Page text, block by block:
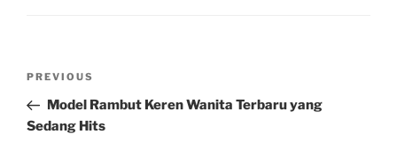
Previous
Post
PREVIOUS
Model Rambut Keren Wanita Terbaru yang
Sedang Hits